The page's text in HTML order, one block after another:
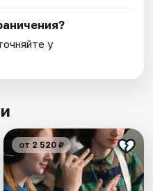
у
от 2 520 ₽